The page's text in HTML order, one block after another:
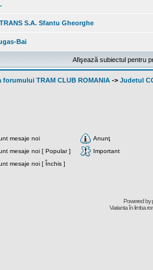
S.A. Sfantu Gheorghe
Bai
Afişează subiectul pentru
forumului TRAM CLUB ROMANIA -> Judetul
mesaje noi
Anunţ
mesaje noi [ Popular ]
Important
mesaje noi [ Închis ]
Powered by
Varianta în limba